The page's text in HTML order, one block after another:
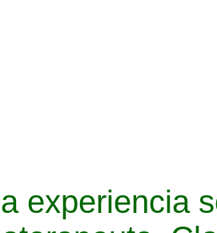
experiencia